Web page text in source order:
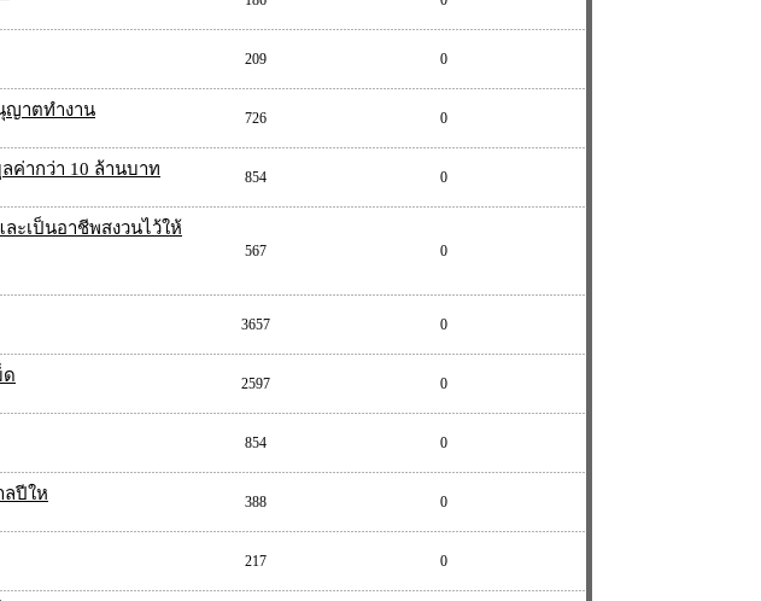
209 0
ญาตทำงาน 726 0
ค่ากว่า 10 ล้านบาท 854 0
ะเป็นอาชีพสงวนไว้ให้
567 0
3657 0
ด 2597 0
854 0
ปีให 388 0
217 0